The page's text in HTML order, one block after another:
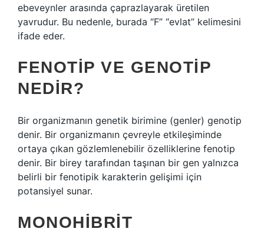
ebeveynler arasında çaprazlayarak üretilen
yavrudur. Bu nedenle, burada “F” “evlat” kelimesini
ifade eder.
FENOTIP VE GENOTIP
NEDIR?
Bir organizmanın genetik birimine (genler) genotip
denir. Bir organizmanın çevreyle etkileşiminde
ortaya çıkan gözlemlenebilir özelliklerine fenotip
denir. Bir birey tarafından taşınan bir gen yalnızca
belirli bir fenotipik karakterin gelişimi için
potansiyel sunar.
MONOHIBRIT